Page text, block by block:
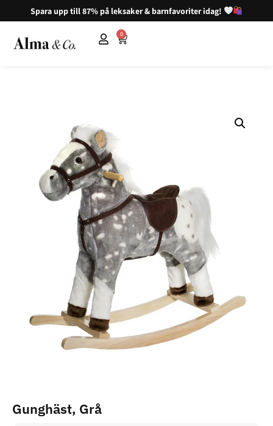
Spara upp till 87% på leksaker & barnfavoriter idag!
0
Gunghäst, Grå